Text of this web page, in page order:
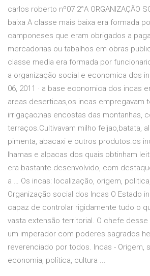
carlos roberto nº07 2°A ORGANIZAÇÃO
baixa A classe mais baixa era formada
camponeses que eram obrigados a
mercadorias ou tabalhos em obras
classe media era formada por
a organização social e economica dos
06, 2011 · a base economica dos incas
areas deserticas,os incas empregavam
irrigaçao;nas encostas das montanhas,
terraços.Cultivavam milho feijao,batata,
pimenta, abacaxi e outros produtos.os
lhamas e alpacas dos quais obtinham
era bastante desenvolvido, com
a … Os incas: localização, origem,
Organização social dos Incas O Estado
capaz de controlar rigidamente tudo o
vasta extensão territorial. O chefe desse
um imperador com poderes sagrados
reverenciado por todos. Incas - Origem,
economia, política, cultura ...